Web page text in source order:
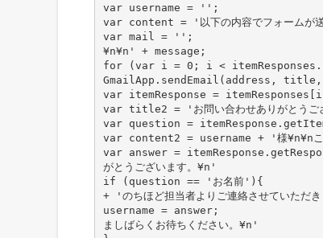
var username = '';
var content = '以下の内容でフォームが送
var mail = '';
¥n¥n' + message;
for (var i = 0; i <
GmailApp.sendEmail(address,
var itemResponse =
var title2 = 'お問い合わせありがとうご
var question =
var content2 = username + '様¥n¥nこの
var answer =
がとうございます。¥n'
if (question == 'お名前'){
+ 'のちほど担当者よりご連絡させていただき
username = answer;
ましばらくお待ちください。¥n'